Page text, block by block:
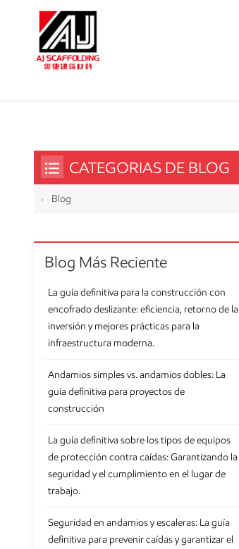
CATEGORIAS DE BLOG
Blog
Blog Más Reciente
La guía definitiva para la construcción con
encofrado deslizante: eficiencia, retorno de la
inversión y mejores prácticas para la
infraestructura moderna.
Andamios simples vs. andamios dobles: La
guía definitiva para proyectos de
construcción
La guía definitiva sobre los tipos de equipos
de protección contra caídas: Garantizando la
seguridad y el cumplimiento en el lugar de
trabajo.
Seguridad en andamios y escaleras: La guía
definitiva para prevenir caídas y garantizar el